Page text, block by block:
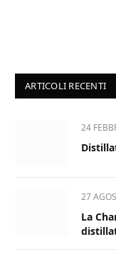
ARTICOLI RECENTI
24
27
La